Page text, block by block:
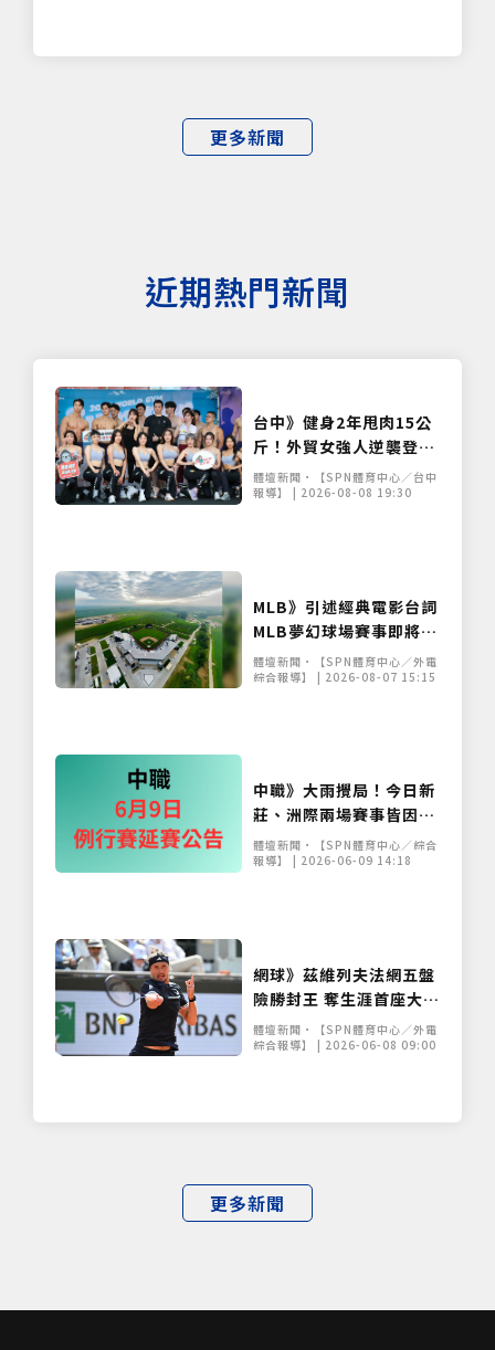
更多新聞
近期熱門新聞
更多新聞
台中》健身2年甩肉15公
斤！外貿女強人逆襲登台
展堅實體態 World Gym
盛事移師台中開戰
體壇新聞•【SPN體育中心／台中
報導】 | 2026-08-08 19:30
MLB》引述經典電影台詞
MLB夢幻球場賽事即將重
返玉米田
體壇新聞•【SPN體育中心／外電
綜合報導】 | 2026-08-07 15:15
中職》大雨攪局！今日新
莊、洲際兩場賽事皆因雨
延賽 補賽日程出爐
體壇新聞•【SPN體育中心／綜合
報導】 | 2026-06-09 14:18
網球》茲維列夫法網五盤
險勝封王 奪生涯首座大滿
貫寫德國30年紀錄
體壇新聞•【SPN體育中心／外電
綜合報導】 | 2026-06-08 09:00